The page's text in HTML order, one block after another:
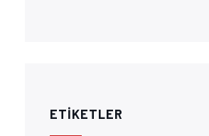
ETIKETLER